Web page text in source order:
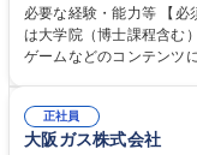
アナリストなど）、技術
ど）、デザイン職（デザ
ご希望と適正にマッチし
のご応募をお待ちしております。 募集職種 【第二新卒オ
ン】業界未経験歓迎/自社
必要な経験・能力等 【
は大学院（博士課程含む
ゲームなどのコンテンツに親
正社員
大阪ガス株式会社